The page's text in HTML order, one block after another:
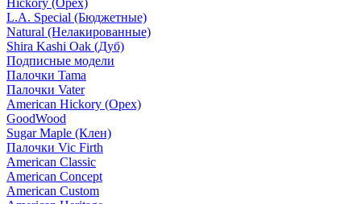
Hickory (Орех)
L.A. Special (Бюджетные)
Natural (Нелакированные)
Shira Kashi Oak (Дуб)
Подписные модели
Палочки Tama
Палочки Vater
American Hickory (Орех)
GoodWood
Sugar Maple (Клен)
Палочки Vic Firth
American Classic
American Concept
American Custom